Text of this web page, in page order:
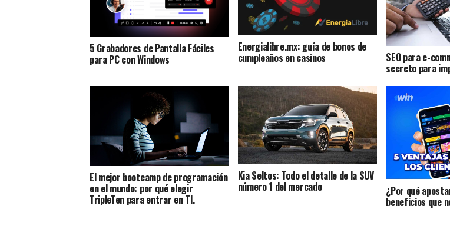
5 Grabadores de Pantalla Fáciles
para PC con Windows
Energialibre.mx: guía de bonos de
cumpleaños en casinos SEO para e-
secreto para
El mejor bootcamp de programación
en el mundo: por qué elegir
TripleTen para entrar en TI.
Kia Seltos: Todo el detalle de la SUV
número 1 del mercado ¿Por qué
beneficios que